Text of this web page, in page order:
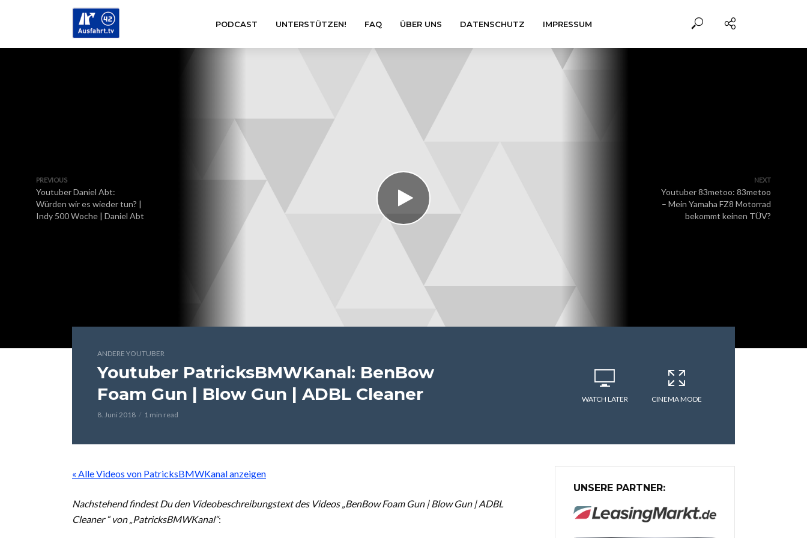
PODCAST UNTERSTÜTZEN! FAQ ÜBER UNS DATENSCHUTZ IMPRESSUM
PREVIOUS
Youtuber Daniel Abt:
Würden wir es wieder tun? |
Indy 500 Woche | Daniel Abt
NEXT
Youtuber 83metoo: 83metoo
– Mein Yamaha FZ8 Motorrad
bekommt keinen TÜV?
ANDERE YOUTUBER
Youtuber PatricksBMWKanal: BenBow
Foam Gun | Blow Gun | ADBL Cleaner
8. Juni 2018 1 min read
WATCH LATER CINEMA MODE
« Alle Videos von PatricksBMWKanal anzeigen
Nachstehend findest Du den Videobeschreibungstext des Videos „BenBow Foam Gun | Blow Gun | ADBL
Cleaner “ von „PatricksBMWKanal“:
UNSERE PARTNER: